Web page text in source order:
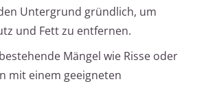
Untergrund gründlich, um
und Fett zu entfernen.
Mängel wie Risse oder
mit einem geeigneten